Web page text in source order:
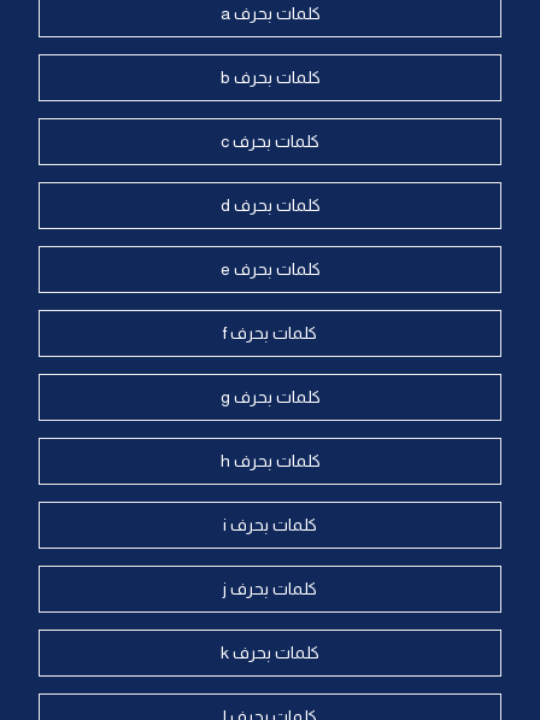
كلمات بحرف a
كلمات بحرف b
كلمات بحرف c
كلمات بحرف d
كلمات بحرف e
كلمات بحرف f
كلمات بحرف g
كلمات بحرف h
كلمات بحرف i
كلمات بحرف j
كلمات بحرف k